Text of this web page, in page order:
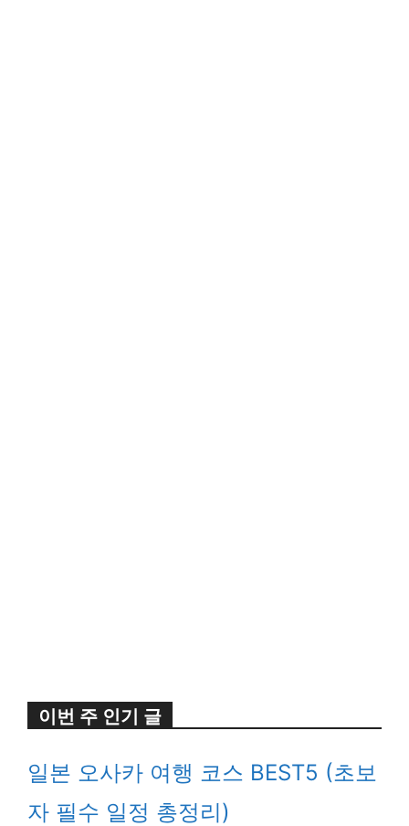
이번 주 인기 글
일본 오사카 여행 코스 BEST5 (초보
자 필수 일정 총정리)